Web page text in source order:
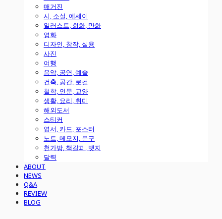
매거진
시, 소설, 에세이
일러스트, 회화, 만화
영화
디자인, 창작, 실용
사진
여행
음악, 공연, 예술
건축, 공간, 로컬
철학, 인문, 교양
생활, 요리, 취미
해외도서
스티커
엽서, 카드, 포스터
노트, 메모지, 문구
천가방, 책갈피, 뱃지
달력
ABOUT
NEWS
Q&A
REVIEW
BLOG